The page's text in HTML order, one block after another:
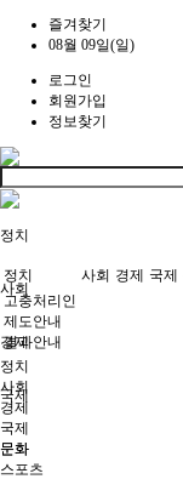
즐겨찾기
08월 09일(일)
로그인
회원가입
정보찾기
정치
사회
경제
국제
문화
정치 사회 경제 국제
고충처리인
제도안내
결과안내
정치
사회
경제
국제
문화
스포츠